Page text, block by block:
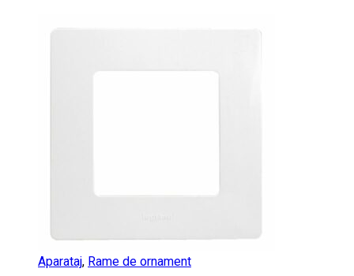
Aparataj, Rame de ornament